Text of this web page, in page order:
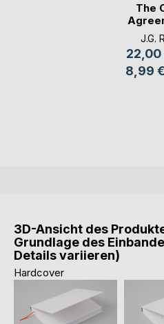
The
J.G.
22,00
8,99 €
3D-Ansicht des
Grundlage des
Details variieren)
Hardcover